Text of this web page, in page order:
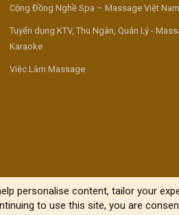
Cộng Đồng Nghề Spa – Massage Việt Nam
Tuyển dụng KTV, Thu Ngân, Quản Lý -
Karaoke
Việc Làm Massage
personalise content, tailor your
to use this site, you are